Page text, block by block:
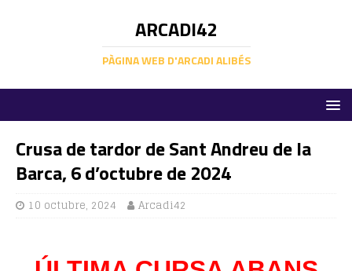
ARCADI42
PÀGINA WEB D'ARCADI ALIBÉS
Crusa de tardor de Sant Andreu de la
Barca, 6 d’octubre de 2024
10 octubre, 2024 Arcadi42